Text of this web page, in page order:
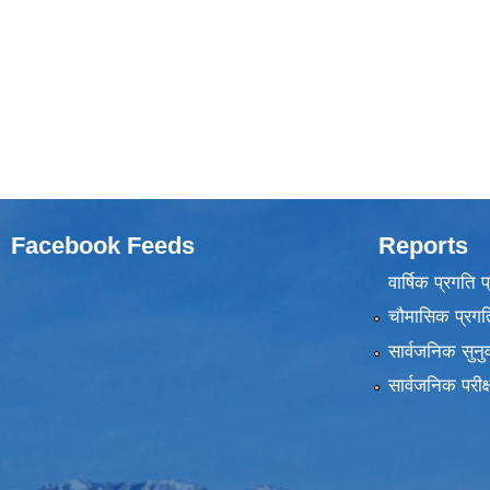
Facebook Feeds Reports
वार्षिक प्रगति
चौमासिक
सार्वजनिक
सार्वजनिक